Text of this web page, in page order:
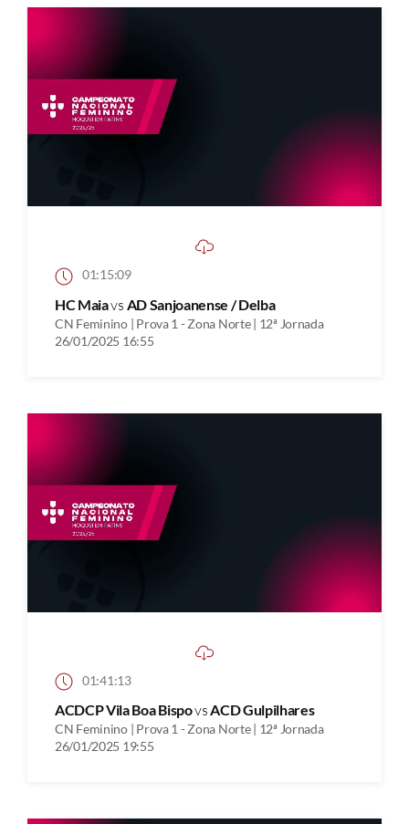
01:15:09
HC Maiavs AD Sanjoanense / Delba
CN Feminino | Prova 1 - Zona Norte | 12ª Jornada
26/01/2025 16:55
01:41:13
ACDCP Vila Boa BispovsACD Gulpilhares
CN Feminino | Prova 1 - Zona Norte | 12ª Jornada
26/01/2025 19:55